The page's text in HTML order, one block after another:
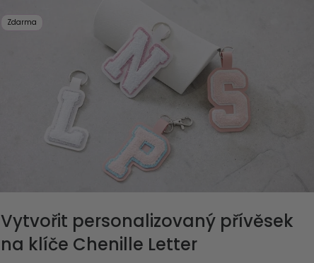
Zdarma
Vytvořit personalizovaný přívěsek
na klíče Chenille Letter